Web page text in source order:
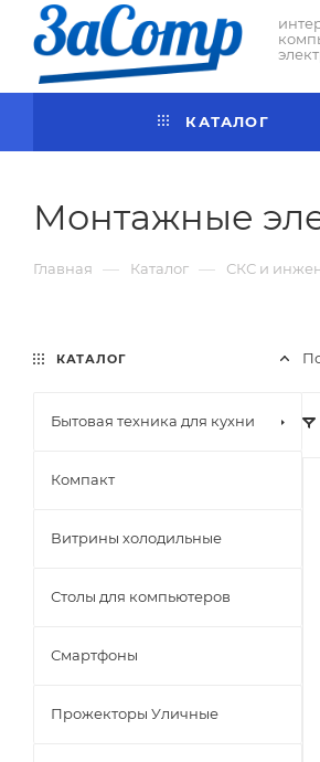
КАТАЛОГ
Монтажные
Главная — Каталог — СКС и
КАТАЛОГ
Бытовая техника для кухни
Компакт
Витрины холодильные
Столы для компьютеров
Смартфоны
Прожекторы Уличные